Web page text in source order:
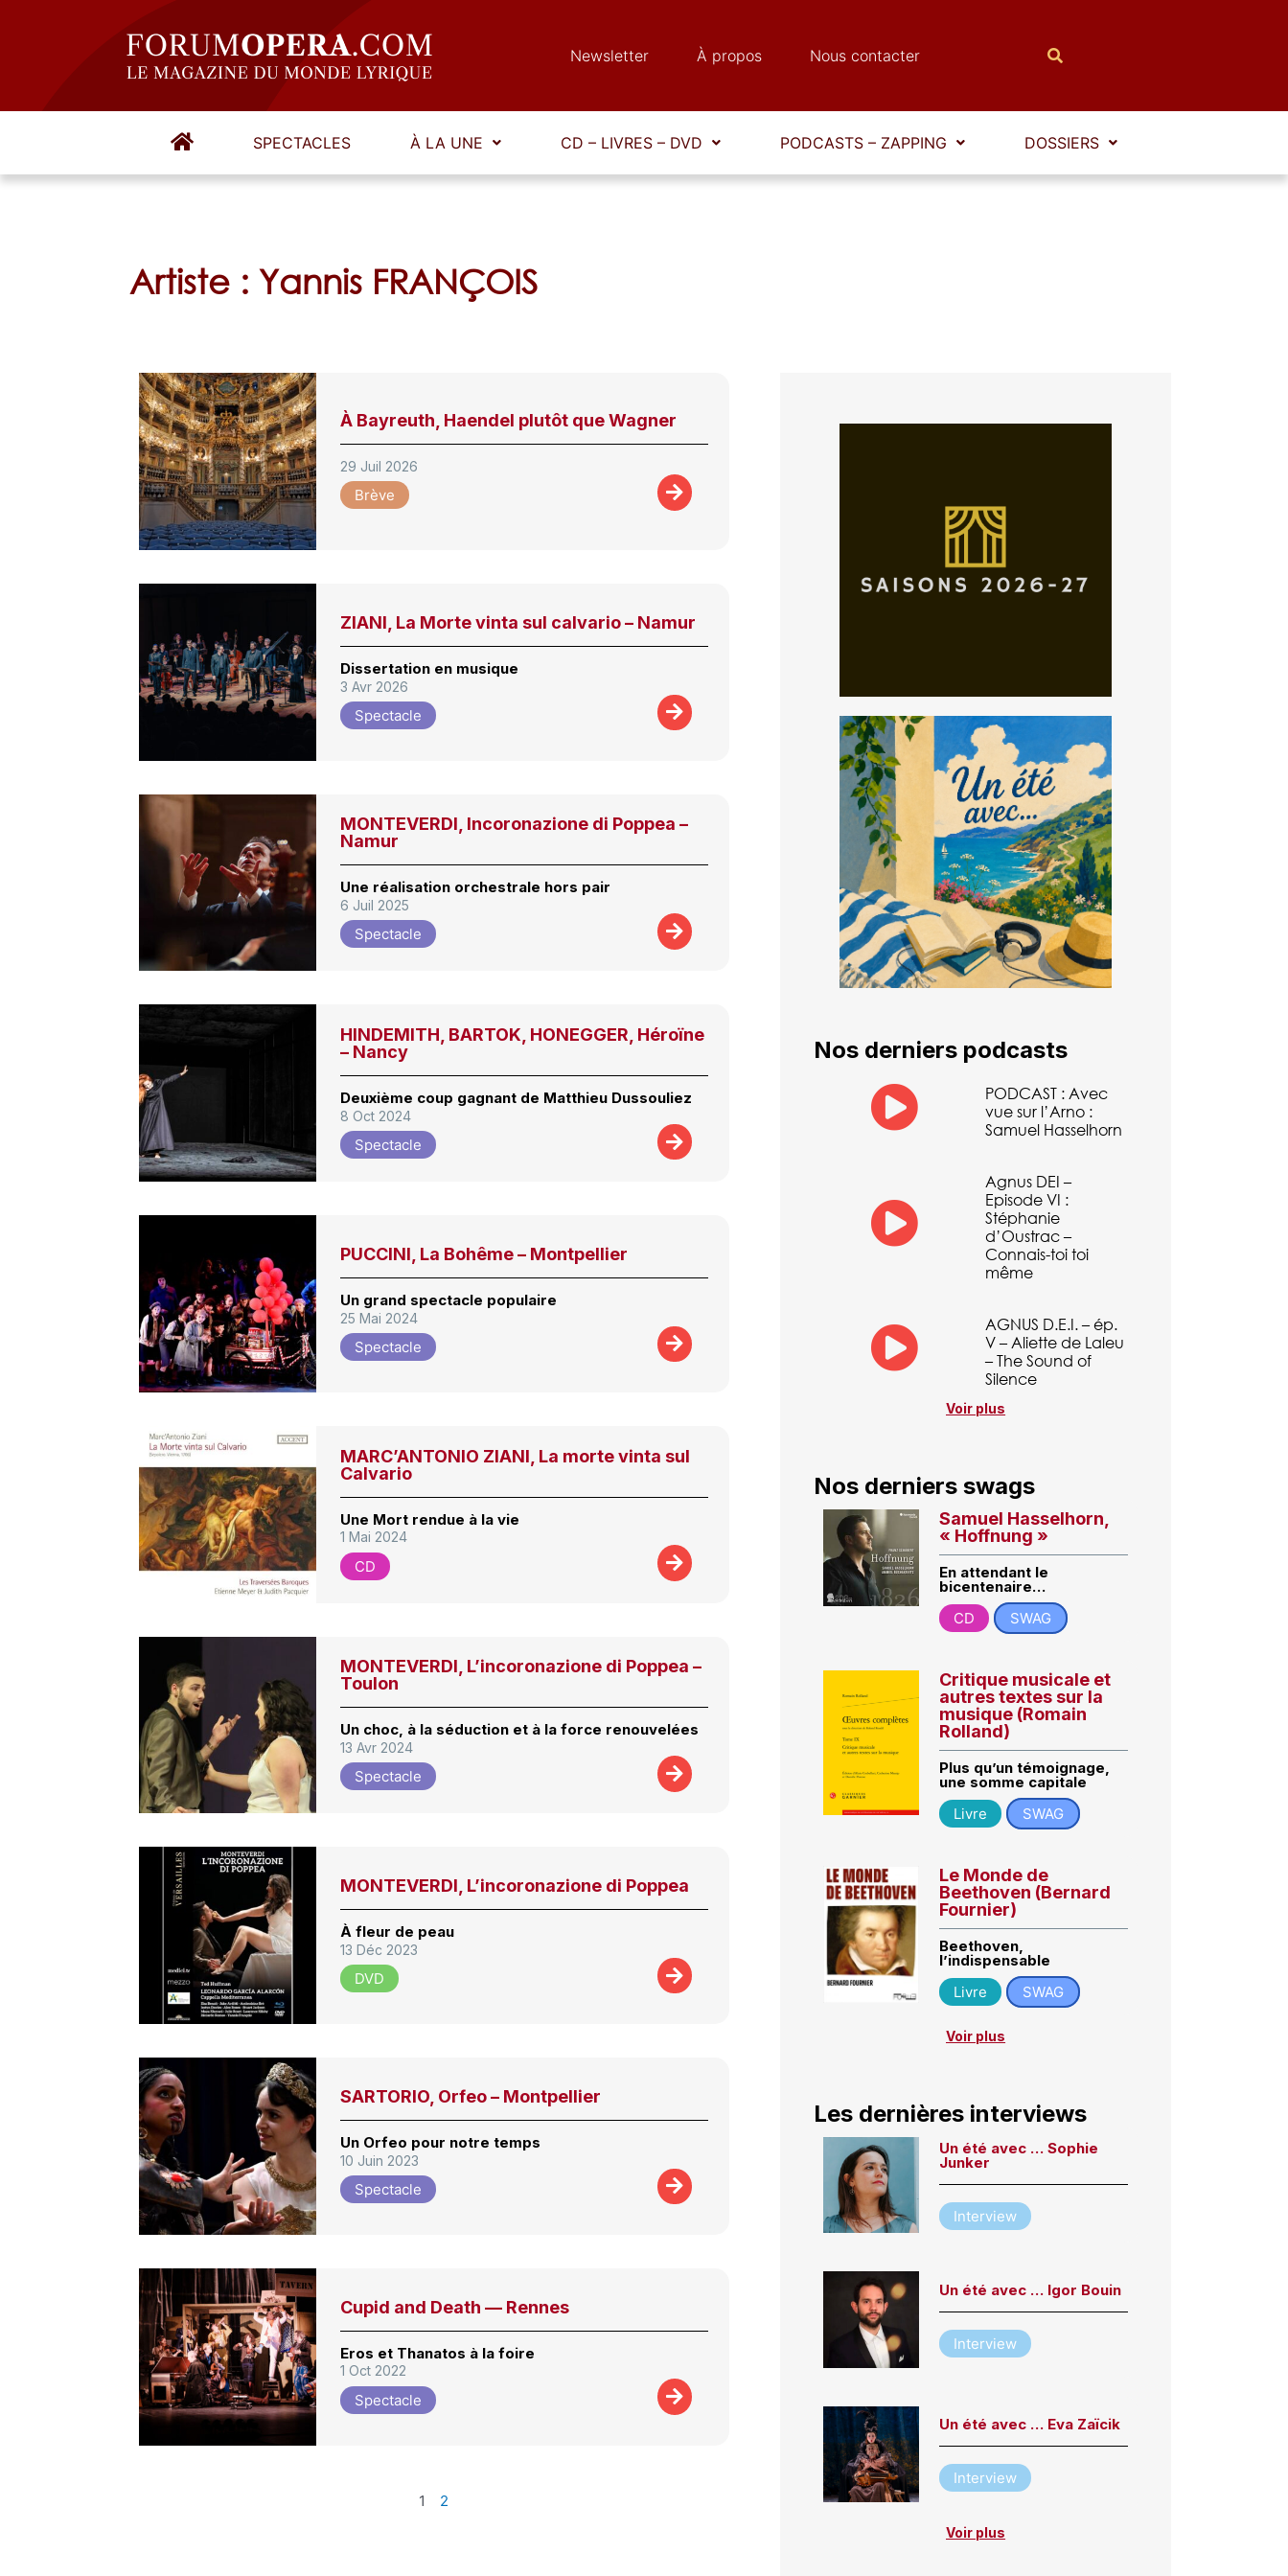
Newsletter À propos Nous contacter
SPECTACLES À LA UNE CD – LIVRES – DVD PODCASTS – ZAPPING DOSSIERS
Artiste : Yannis FRANÇOIS
À Bayreuth, Haendel plutôt que Wagner
29 Juil 2026
Brève
ZIANI, La Morte vinta sul calvario – Namur
Dissertation en musique
3 Avr 2026
Spectacle
MONTEVERDI, Incoronazione di Poppea –
Namur
Une réalisation orchestrale hors pair
6 Juil 2025
Spectacle
HINDEMITH, BARTOK, HONEGGER, Héroïne
– Nancy
Deuxième coup gagnant de Matthieu Dussouliez
8 Oct 2024
Spectacle
PUCCINI, La Bohême – Montpellier
Un grand spectacle populaire
25 Mai 2024
Spectacle
MARC’ANTONIO ZIANI, La morte vinta sul
Calvario
Une Mort rendue à la vie
1 Mai 2024
CD
MONTEVERDI, L’incoronazione di Poppea –
Toulon
Un choc, à la séduction et à la force renouvelées
13 Avr 2024
Spectacle
MONTEVERDI, L’incoronazione di Poppea
À fleur de peau
13 Déc 2023
DVD
SARTORIO, Orfeo – Montpellier
Un Orfeo pour notre temps
10 Juin 2023
Spectacle
Cupid and Death — Rennes
Eros et Thanatos à la foire
1 Oct 2022
Spectacle
1 2
Nos derniers podcasts
PODCAST : Avec
vue sur l’Arno :
Samuel Hasselhorn
Agnus DEI –
Episode VI :
Stéphanie
d’Oustrac –
Connais-toi toi
même
AGNUS D.E.I. – ép.
V – Aliette de Laleu
– The Sound of
Silence
Voir plus
Nos derniers swags
Samuel Hasselhorn,
« Hoffnung »
En attendant le
bicentenaire…
CD
SWAG
Critique musicale et
autres textes sur la
musique (Romain
Rolland)
Plus qu’un témoignage,
une somme capitale
Livre
SWAG
Le Monde de
Beethoven (Bernard
Fournier)
Beethoven,
l’indispensable
Livre
SWAG
Voir plus
Les dernières interviews
Un été avec … Sophie
Junker
Interview
Un été avec … Igor Bouin
Interview
Un été avec … Eva Zaïcik
Interview
Voir plus